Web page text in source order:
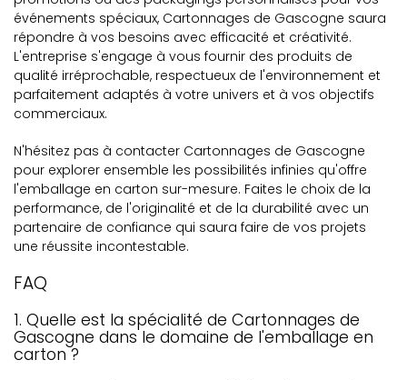
événements spéciaux, Cartonnages de Gascogne saura
répondre à vos besoins avec efficacité et créativité.
L'entreprise s'engage à vous fournir des produits de
qualité irréprochable, respectueux de l'environnement et
parfaitement adaptés à votre univers et à vos objectifs
commerciaux.
N'hésitez pas à contacter Cartonnages de Gascogne
pour explorer ensemble les possibilités infinies qu'offre
l'emballage en carton sur-mesure. Faites le choix de la
performance, de l'originalité et de la durabilité avec un
partenaire de confiance qui saura faire de vos projets
une réussite incontestable.
FAQ
1. Quelle est la spécialité de Cartonnages de
Gascogne dans le domaine de l'emballage en
carton ?